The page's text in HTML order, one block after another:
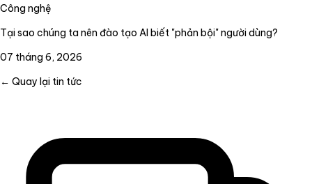
Công nghệ
Tại sao chúng ta nên đào tạo AI biết "phản bội" người dùng?
07 tháng 6, 2026
← Quay lại tin tức